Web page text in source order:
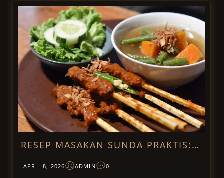
RESEP MASAKAN SUNDA PRAKTIS:…
APRIL 8, 2026 ADMIN 0